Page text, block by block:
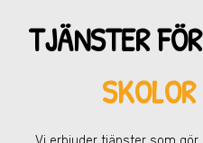
TJÄNSTER FÖR